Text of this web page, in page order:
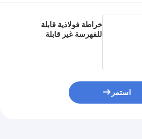
خراطة فولاذية قابلة
للفهرسة غير قابلة
استمر